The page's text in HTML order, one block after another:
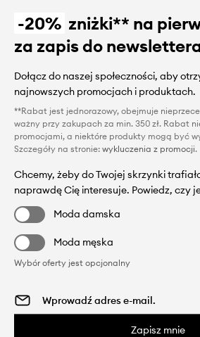
-20% zniżki** na
za zapis do
Dołącz do naszej społeczności, aby
najnowszych promocjach i produktach.
**Rabat jest jednorazowy, obejmuje
ważny przy zakupach za min. 350 zł. Rabat
promocjami, a niektóre produkty mogą być
Szczegóły na stronie: wykluczenia z promocji.
Chcemy, żeby do Twojej skrzynki
naprawdę Cię interesuje. Powiedz, czy
Moda damska
Moda męska
Wybór oferty jest opcjonalny
Zapisz mnie